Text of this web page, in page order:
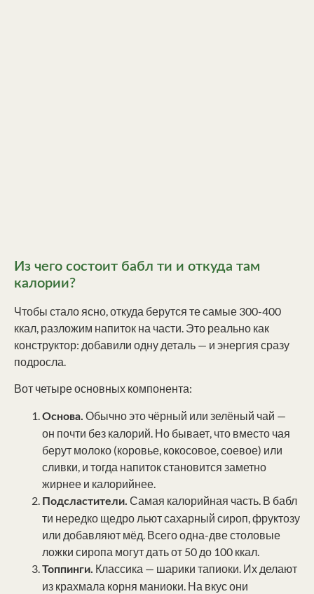
Из чего состоит бабл ти и откуда там
калории?
Чтобы стало ясно, откуда берутся те самые 300-400
ккал, разложим напиток на части. Это реально как
конструктор: добавили одну деталь — и энергия сразу
подросла.
Вот четыре основных компонента:
Основа. Обычно это чёрный или зелёный чай —
он почти без калорий. Но бывает, что вместо чая
берут молоко (коровье, кокосовое, соевое) или
сливки, и тогда напиток становится заметно
жирнее и калорийнее.
Подсластители. Самая калорийная часть. В бабл
ти нередко щедро льют сахарный сироп, фруктозу
или добавляют мёд. Всего одна-две столовые
ложки сиропа могут дать от 50 до 100 ккал.
Топпинги. Классика — шарики тапиоки. Их делают
из крахмала корня маниоки. На вкус они